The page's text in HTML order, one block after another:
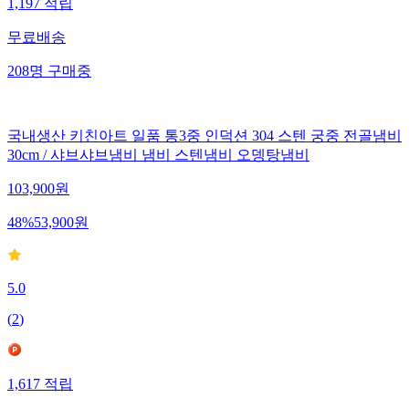
1,197적립
무료배송
208명구매중
국내생산 키친아트 일품 통3중 인덕션 304 스텐 궁중 전골냄비
30cm / 샤브샤브냄비 냄비 스텐냄비 오뎅탕냄비
103,900원
48%53,900원
5.0
(2)
1,617적립